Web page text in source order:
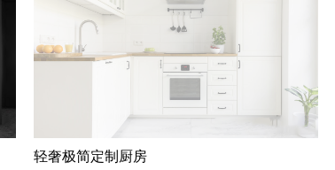
轻奢极简定制厨房